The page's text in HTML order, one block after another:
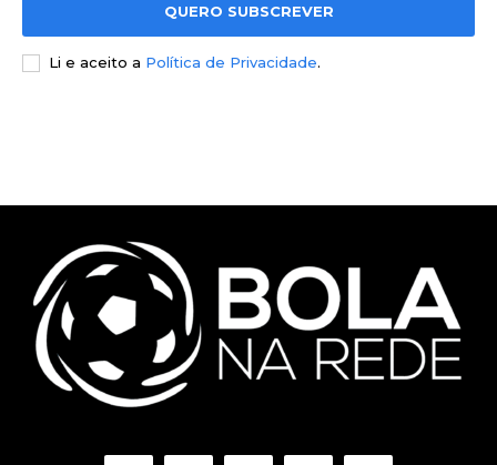
QUERO SUBSCREVER
Li e aceito a Política de Privacidade.